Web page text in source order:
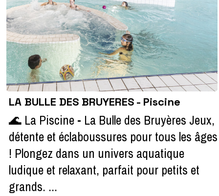
LA BULLE DES BRUYERES - Piscine
🌊 La Piscine - La Bulle des Bruyères Jeux,
détente et éclaboussures pour tous les âges
! Plongez dans un univers aquatique
ludique et relaxant, parfait pour petits et
grands. ...